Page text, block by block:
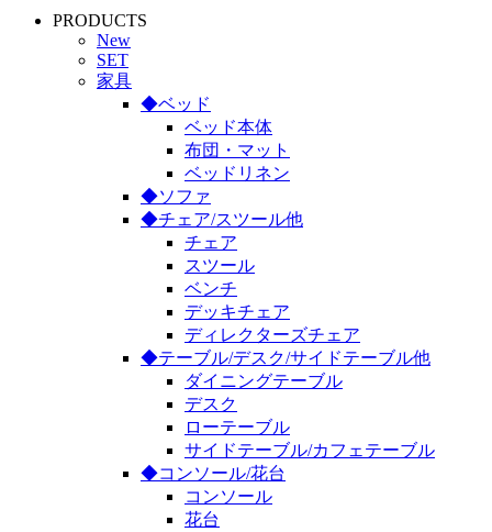
PRODUCTS
New
SET
家具
◆ベッド
ベッド本体
布団・マット
ベッドリネン
◆ソファ
◆チェア/スツール他
チェア
スツール
ベンチ
デッキチェア
ディレクターズチェア
◆テーブル/デスク/サイドテーブル他
ダイニングテーブル
デスク
ローテーブル
サイドテーブル/カフェテーブル
◆コンソール/花台
コンソール
花台